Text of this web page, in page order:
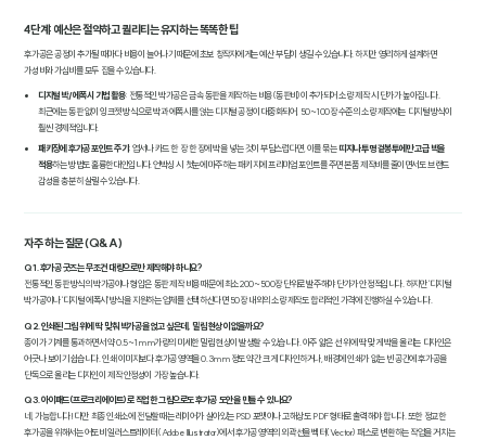
4단계: 예산은 절약하고 퀄리티는 유지하는 똑똑한 팁
후가공은 공정이 추가될 때마다 비용이 늘어나기 때문에 초보 창작자에게는 예산 부담이 생길 수 있습니다. 하지만 영리하게 설계하면
가성비와 가심비를 모두 잡을 수 있습니다.
디지털 박/에폭시 기법 활용: 전통적인 박가공은 금속 동판을 제작하는 비용(동판비)이 추가되어 소량 제작 시 단가가 높아집니다.
최근에는 동판 없이 잉크젯 방식으로 박과 에폭시를 얹는 디지털 공정이 대중화되어, 50~100장 수준의 소량 제작에는 디지털 방식이
훨씬 경제적입니다.
패키징에 후가공 포인트 주기 : 엽서나 카드 한 장 한 장에 박을 넣는 것이 부담스럽다면, 이를 묶는 띠지나 투명 겉봉투에만 고급 박을
적용하는 방법도 훌륭한 대안입니다. 언박싱 시 첫눈에 마주하는 패키지에 프리미엄 포인트를 주면 본품 제작비를 줄이면서도 브랜드
감성을 충분히 살릴 수 있습니다.
자주 하는 질문 (Q&A)
Q1. 후가공 굿즈는 무조건 대량으로만 제작해야 하나요?
전통적인 동판 방식의 박가공이나 형압은 동판 제작 비용 때문에 최소 200~500장 단위로 발주해야 단가가 안정적입니다. 하지만 '디지털
박가공'이나 '디지털 에폭시' 방식을 지원하는 업체를 선택하신다면 50장 내외의 소량 제작도 합리적인 가격에 진행하실 수 있습니다.
Q2. 인쇄된 그림 위에 딱 맞춰 박가공을 얹고 싶은데, 밀림 현상이 없을까요?
종이가 기계를 통과하면서 약 0.5~1mm가량의 미세한 밀림 현상이 발생할 수 있습니다. 아주 얇은 선 위에 딱 맞게 박을 올리는 디자인은
어긋나 보이기 쉽습니다. 인쇄 이미지보다 후가공 영역을 0.3mm 정도 약간 크게 디자인하거나, 배경에 인쇄가 없는 빈 공간에 후가공을
단독으로 올리는 디자인이 제작 안정성이 가장 높습니다.
Q3. 아이패드(프로크리에이트)로 작업한 그림으로도 후가공 도안을 만들 수 있나요?
네, 가능합니다! 다만 최종 인쇄소에 전달할 때는 레이어가 살아있는 PSD 포맷이나 고해상도 PDF 형태로 출력해야 합니다. 또한 정교한
후가공을 위해서는 어도비 일러스트레이터(Adobe Illustrator)에서 후가공 영역의 외곽선을 벡터(Vector) 패스로 변환하는 작업을 거치는